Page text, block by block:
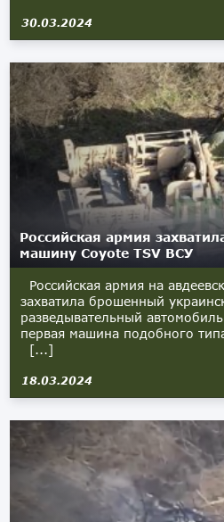
30.03.2024
Российская армия
машину Coyote TSV ВСУ
Российская армия на
захватила брошенный
разведывательный
первая машина подобного
[...]
18.03.2024